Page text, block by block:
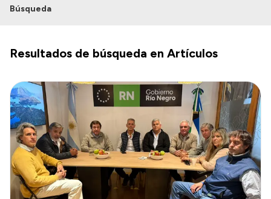
Autoridades
Normativa
Delegaciones
Generación y Riego SAU
Transparencia
Búsqueda
Resultados de búsqueda en Artículos